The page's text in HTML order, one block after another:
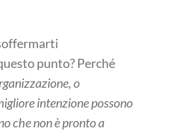
punto? Perché
o
intenzione possono
che non è pronto a